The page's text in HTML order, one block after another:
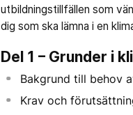
utbildningstillfällen som
dig som ska lämna i en
Del 1 – Grunder i
Bakgrund till behov
Krav och